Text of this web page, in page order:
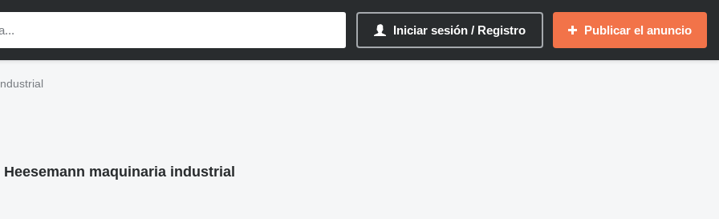
Iniciar sesión / Registro Publicar el anuncio
Heesemann maquinaria industrial